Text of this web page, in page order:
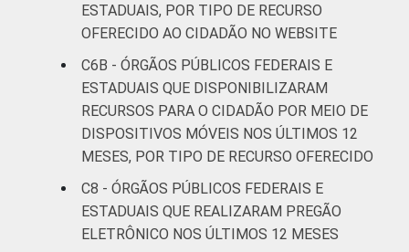
ESTADUAIS, POR TIPO DE RECURSO
OFERECIDO AO CIDADÃO NO WEBSITE
C6B - ÓRGÃOS PÚBLICOS FEDERAIS E
ESTADUAIS QUE DISPONIBILIZARAM
RECURSOS PARA O CIDADÃO POR MEIO DE
DISPOSITIVOS MÓVEIS NOS ÚLTIMOS 12
MESES, POR TIPO DE RECURSO OFERECIDO
C8 - ÓRGÃOS PÚBLICOS FEDERAIS E
ESTADUAIS QUE REALIZARAM PREGÃO
ELETRÔNICO NOS ÚLTIMOS 12 MESES